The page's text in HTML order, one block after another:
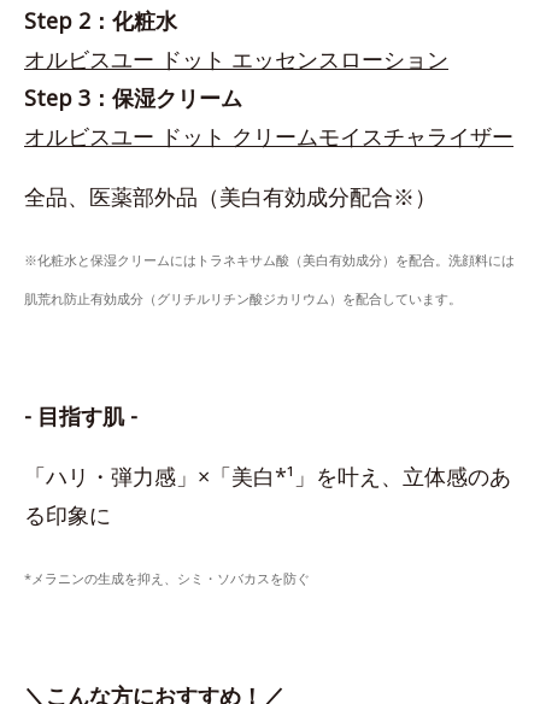
Step 2：化粧水
オルビスユー ドット エッセンスローション
Step 3：保湿クリーム
オルビスユー ドット クリームモイスチャライザー
全品、医薬部外品（美白有効成分配合※）
※化粧水と保湿クリームにはトラネキサム酸（美白有効成分）を配合。洗顔料には
肌荒れ防止有効成分（グリチルリチン酸ジカリウム）を配合しています。
- 目指す肌 -
「ハリ・弾力感」×「美白*¹」を叶え、立体感のあ
る印象に
*メラニンの生成を抑え、シミ・ソバカスを防ぐ
＼こんな方におすすめ！／